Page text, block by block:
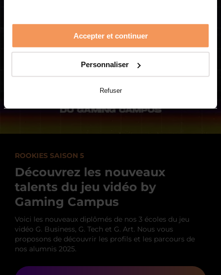
Accepter et continuer
Personnaliser
Refuser
ROOKIES SAISON 5
Découvrez les nouveaux
talents du jeu vidéo by
Gaming Campus
Voici les nouveaux diplômés de nos 3 écoles du jeu
vidéo G. Business, G. Tech et G. Art. Nous vous
proposons de découvrir les profils et les parcours de
nos alumnis 2025.